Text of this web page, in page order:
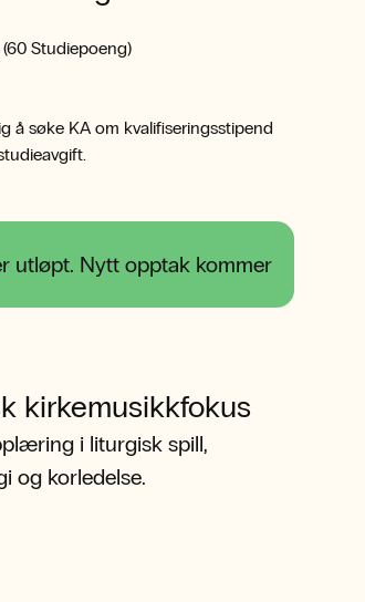
Studiepoeng)
å søke KA om kvalifiseringsstipend
utløpt. Nytt opptak kommer
kirkemusikkfokus
i liturgisk spill,
og korledelse.